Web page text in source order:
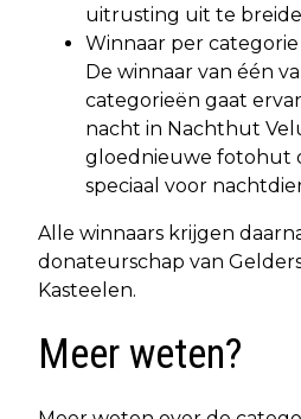
uitrusting uit te
Winnaar per categorie
De winnaar van één
categorieën gaat
nacht in Nachthut
gloednieuwe fotohut
speciaal voor
Alle winnaars krijgen
donateurschap van
Kasteelen.
Meer weten?